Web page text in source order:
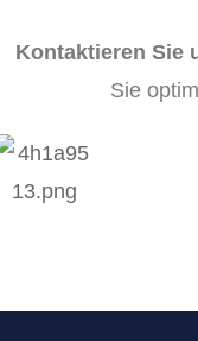
Kontaktieren Sie
Sie